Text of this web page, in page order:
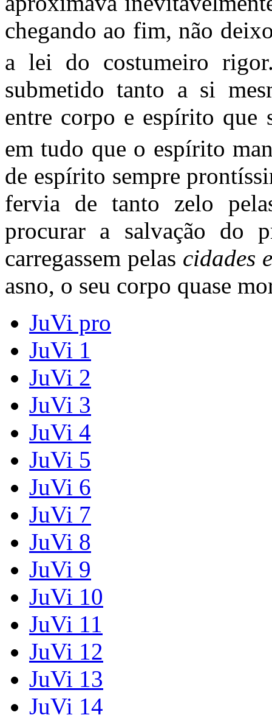
chegando ao fim, não
a lei do costumeiro
submetido tanto a si
entre corpo e espírito que
em tudo que o espírito
de espí­rito sempre
fervia de tanto zelo
procurar a salvação do
carregassem pelas cidades
asno, o seu corpo quase
JuVi pro
JuVi 1
JuVi 2
JuVi 3
JuVi 4
JuVi 5
JuVi 6
JuVi 7
JuVi 8
JuVi 9
JuVi 10
JuVi 11
JuVi 12
JuVi 13
JuVi 14